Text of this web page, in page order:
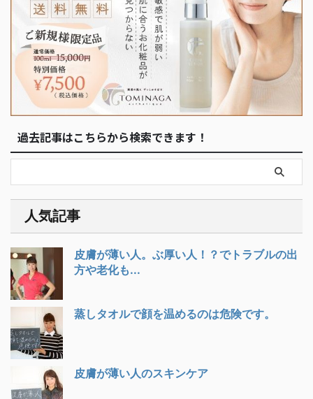
過去記事はこちらから検索できます！
人気記事
皮膚が薄い人。ぶ厚い人！？でトラブルの出
方や老化も...
蒸しタオルで顔を温めるのは危険です。
皮膚が薄い人のスキンケア